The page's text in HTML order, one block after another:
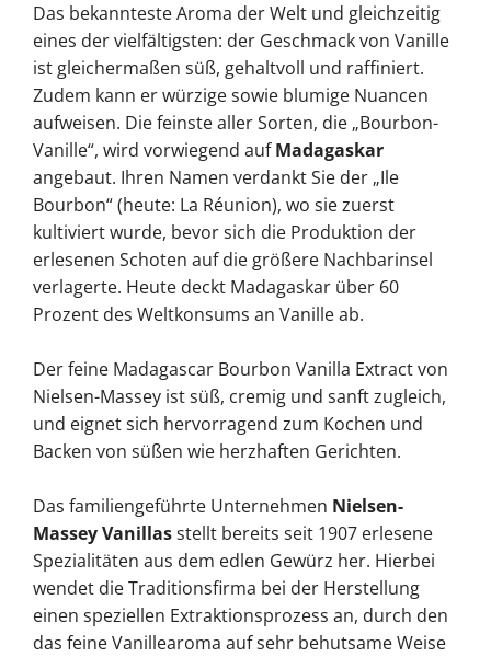
Das bekannteste Aroma der Welt und gleichzeitig
eines der vielfältigsten: der Geschmack von Vanille
ist gleichermaßen süß, gehaltvoll und raffiniert.
Zudem kann er würzige sowie blumige Nuancen
aufweisen. Die feinste aller Sorten, die „Bourbon-
Vanille“, wird vorwiegend aufMadagaskar
angebaut. Ihren Namen verdankt Sie der „Ile
Bourbon“ (heute: La Réunion), wo sie zuerst
kultiviert wurde, bevor sich die Produktion der
erlesenen Schoten auf die größere Nachbarinsel
verlagerte. Heute deckt Madagaskar über 60
Prozent des Weltkonsums an Vanille ab.
Der feine Madagascar Bourbon Vanilla Extract von
Nielsen-Massey ist süß, cremig und sanft zugleich,
und eignet sich hervorragend zum Kochen und
Backen von süßen wie herzhaften Gerichten.
Das familiengeführte Unternehmen Nielsen-
Massey Vanillasstellt bereits seit 1907 erlesene
Spezialitäten aus dem edlen Gewürz her. Hierbei
wendet die Traditionsfirma bei der Herstellung
einen speziellen Extraktionsprozess an, durch den
das feine Vanillearoma auf sehr behutsame Weise